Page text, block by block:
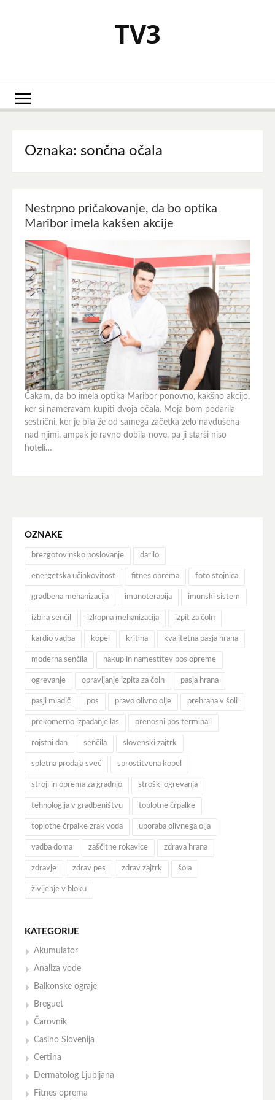
TV3
Oznaka: sončna očala
Nestrpno pričakovanje, da bo optika
Maribor imela kakšen akcije
Čakam, da bo imela optika Maribor ponovno, kakšno akcijo,
ker si nameravam kupiti dvoja očala. Moja bom podarila
sestrični, ker je bila že od samega začetka zelo navdušena
nad njimi, ampak je ravno dobila nove, pa ji starši niso
hoteli…
OZNAKE
brezgotovinsko poslovanje darilo
energetska učinkovitost fitnes oprema foto stojnica
gradbena mehanizacija imunoterapija imunski sistem
izbira senčil izkopna mehanizacija izpit za čoln
kardio vadba kopel kritina kvalitetna pasja hrana
moderna senčila nakup in namestitev pos opreme
ogrevanje opravljanje izpita za čoln pasja hrana
pasji mladič pos pravo olivno olje prehrana v šoli
prekomerno izpadanje las prenosni pos terminali
rojstni dan senčila slovenski zajtrk
spletna prodaja sveč sprostitvena kopel
stroji in oprema za gradnjo stroški ogrevanja
tehnologija v gradbeništvu toplotne črpalke
toplotne črpalke zrak voda uporaba olivnega olja
vadba doma zaščitne rokavice zdrava hrana
zdravje zdrav pes zdrav zajtrk šola
življenje v bloku
KATEGORIJE
Akumulator
Analiza vode
Balkonske ograje
Breguet
Čarovnik
Casino Slovenija
Certina
Dermatolog Ljubljana
Fitnes oprema